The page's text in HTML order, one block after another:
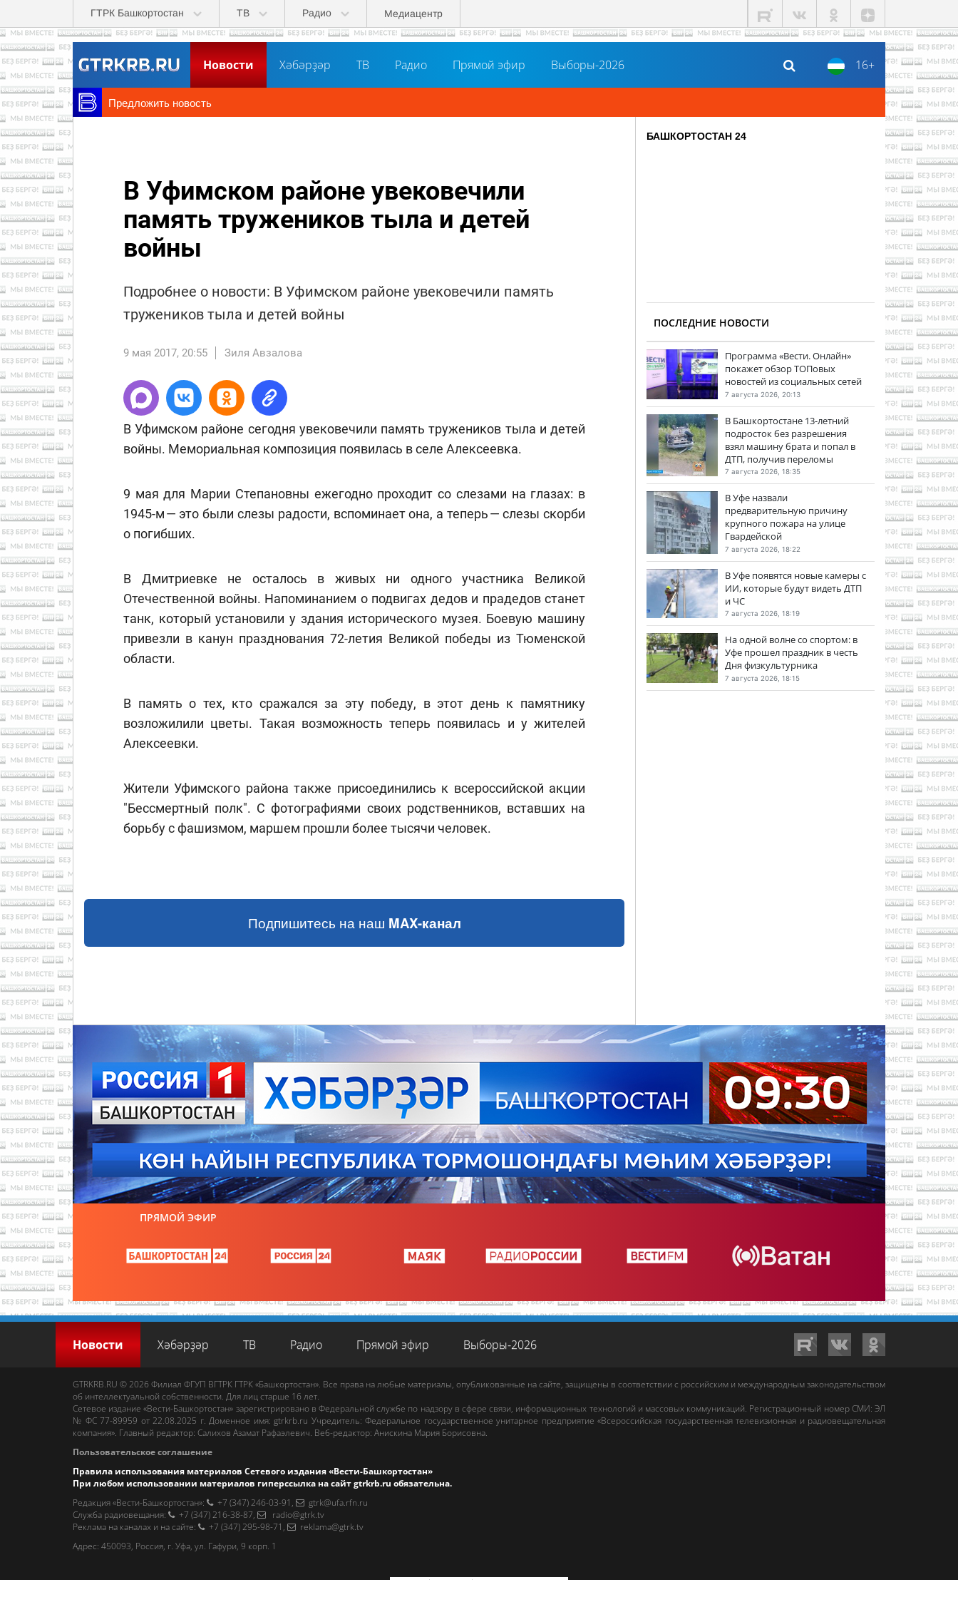
Перейти к основному содержанию
ГТРК Башкортостан ТВ Радио Медиацентр
16+
Новости Хәбәрҙәр ТВ Радио Прямой эфир Выборы-2026
Предложить новость
В Уфимском районе увековечили
память тружеников тыла и детей
войны
Подробнее о новости: В Уфимском районе увековечили память
тружеников тыла и детей войны
9 мая 2017, 20:55 Зиля Авзалова
В Уфимском районе сегодня увековечили память тружеников тыла и детей
войны. Мемориальная композиция появилась в селе Алексеевка.
9 мая для Марии Степановны ежегодно проходит со слезами на глазах: в
1945-м — это были слезы радости, вспоминает она, а теперь — слезы скорби
о погибших.
В Дмитриевке не осталось в живых ни одного участника Великой
Отечественной войны. Напоминанием о подвигах дедов и прадедов станет
танк, который установили у здания исторического музея. Боевую машину
привезли в канун празднования 72-летия Великой победы из Тюменской
области.
В память о тех, кто сражался за эту победу, в этот день к памятнику
возложилили цветы. Такая возможность теперь появилась и у жителей
Алексеевки.
Жители Уфимского района также присоединились к всероссийской акции
"Бессмертный полк". С фотографиями своих родственников, вставших на
борьбу с фашизмом, маршем прошли более тысячи человек.
Подпишитесь на наш MAX-канал
БАШКОРТОСТАН 24
ПОСЛЕДНИЕ НОВОСТИ
Программа «Вести. Онлайн»
покажет обзор ТОПовых
новостей из социальных сетей
7 августа 2026, 20:13
В Башкортостане 13-летний
подросток без разрешения
взял машину брата и попал в
ДТП, получив переломы
7 августа 2026, 18:35
В Уфе назвали
предварительную причину
крупного пожара на улице
Гвардейской
7 августа 2026, 18:22
В Уфе появятся новые камеры с
ИИ, которые будут видеть ДТП
и ЧС
7 августа 2026, 18:19
На одной волне со спортом: в
Уфе прошел праздник в честь
Дня физкультурника
7 августа 2026, 18:15
ПРЯМОЙ ЭФИР
Новости Хәбәрҙәр ТВ Радио Прямой эфир Выборы-2026
GTRKRB.RU © 2026 Филиал ФГУП ВГТРК ГТРК «Башкортостан». Все права на любые материалы, опубликованные на сайте, защищены в соответствии с российским и международным законодательством
об интеллектуальной собственности. Для лиц старше 16 лет.
Сетевое издание «Вести-Башкортостан» зарегистрировано в Федеральной службе по надзору в сфере связи, информационных технологий и массовых коммуникаций. Регистрационный номер СМИ: ЭЛ
№ ФС 77-89959 от 22.08.2025 г. Доменное имя:gtrkrb.ru Учредитель: Федеральное государственное унитарное предприятие «Всероссийская государственная телевизионная и радиовещательная
компания». Главный редактор: Салихов Азамат Рафаэлевич. Веб-редактор: Анискина Мария Борисовна.
Пользовательское соглашение
Правила использования материалов Сетевого издания «Вести-Башкортостан»
При любом использовании материалов гиперссылка на сайтgtrkrb.ru обязательна.
Редакция «Вести-Башкортостан»: +7 (347) 246-03-91 ,
gtrk@ufa.rfn.ru
Cлужба радиовещания: +7 (347) 216-38-87,
radio@gtrk.tv
Реклама на каналах и на сайте: +7 (347) 295-98-71 ,
reklama@gtrk.tv
Адрес: 450093, Россия, г. Уфа, ул. Гафури, 9 корп. 1